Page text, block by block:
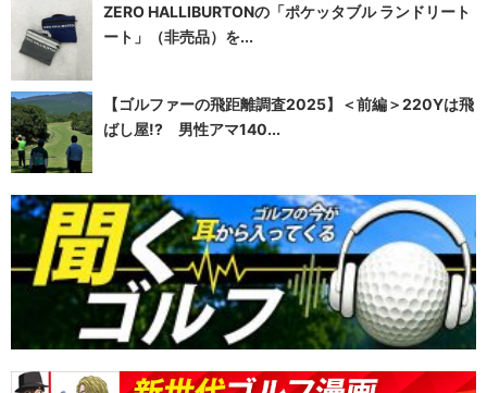
ZERO HALLIBURTONの「ポケッタブル ランドリート
ート」（非売品）を...
【ゴルファーの飛距離調査2025】＜前編＞220Yは飛
ばし屋!? 男性アマ140...